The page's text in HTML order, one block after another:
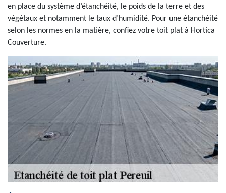
en place du système d’étanchéité, le poids de la terre et des
végétaux et notamment le taux d’humidité. Pour une étanchéité
selon les normes en la matière, confiez votre toit plat à Hortica
Couverture.